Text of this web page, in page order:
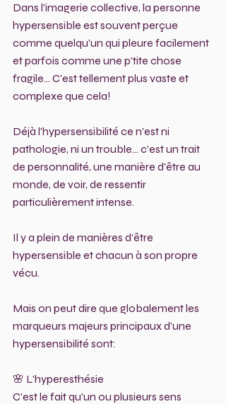
Dans l'imagerie collective, la personne
hypersensible est souvent perçue
comme quelqu'un qui pleure facilement
et parfois comme une p'tite chose
fragile... C'est tellement plus vaste et
complexe que cela!
Déjà l'hypersensibilité ce n'est ni
pathologie, ni un trouble... c'est un trait
de personnalité, une manière d'être au
monde, de voir, de ressentir
particulièrement intense.
Il y a plein de manières d'être
hypersensible et chacun à son propre
vécu.
Mais on peut dire que globalement les
marqueurs majeurs principaux d'une
hypersensibilité sont:
🌸 L'hyperesthésie
C'est le fait qu'un ou plusieurs sens